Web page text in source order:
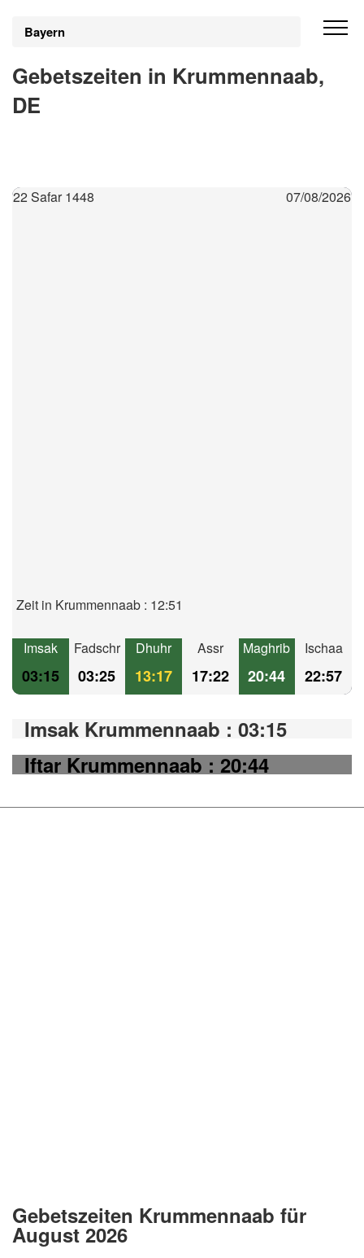
Bayern
Gebetszeiten in Krummennaab,
DE
22 Safar 1448 07/08/2026
Zeit in Krummennaab : 12:51
Imsak
03:15
Fadschr
03:25
Dhuhr
13:17
Assr
17:22
Maghrib
20:44
Ischaa
22:57
Imsak Krummennaab : 03:15
Iftar Krummennaab : 20:44
Gebetszeiten Krummennaab für
August 2026